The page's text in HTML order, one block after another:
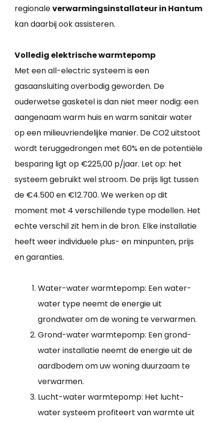
regionaleverwarmingsinstallateur in Hantum
kan daarbij ook assisteren.
Volledig elektrische warmtepomp
Met een all-electric systeem is een
gasaansluiting overbodig geworden. De
ouderwetse gasketel is dan niet meer nodig: een
aangenaam warm huis en warm sanitair water
op een milieuvriendelijke manier. De CO2 uitstoot
wordt teruggedrongen met 60% en de potentiële
besparing ligt op €225,00 p/jaar. Let op: het
systeem gebruikt wel stroom. De prijs ligt tussen
de €4.500 en €12.700. We werken op dit
moment met 4 verschillende type modellen. Het
echte verschil zit hem in de bron. Elke installatie
heeft weer individuele plus- en minpunten, prijs
en garanties.
Water-water warmtepomp: Een water-
water type neemt de energie uit
grondwater om de woning te verwarmen.
Grond-water warmtepomp: Een grond-
water installatie neemt de energie uit de
aardbodem om uw woning duurzaam te
verwarmen.
Lucht-water warmtepomp: Het lucht-
water systeem profiteert van warmte uit